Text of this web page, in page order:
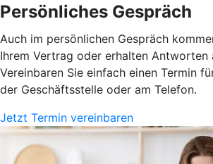
Persönliches Gespräch
Auch im persönlichen Gespräch
Ihrem Vertrag oder erhalten Antworten
Vereinbaren Sie einfach einen Termin
der Geschäftsstelle oder am Telefon.
Jetzt Termin vereinbaren